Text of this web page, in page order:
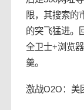
限，其搜索的
的突飞猛进。
全卫士+浏览
羹。
激战O2O：美